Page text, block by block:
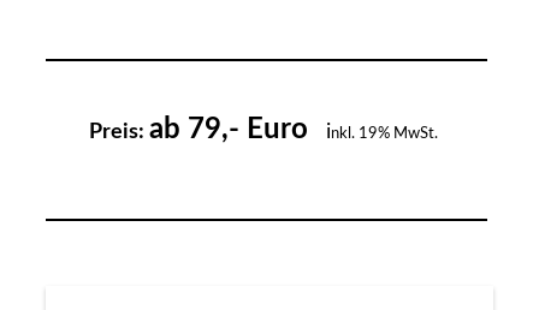
Preis: ab 79,- Euro inkl. 19% MwSt.